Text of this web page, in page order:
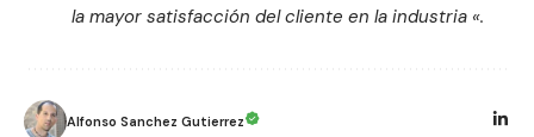
la mayor satisfacción del cliente en la industria «.
Alfonso Sanchez Gutierrez